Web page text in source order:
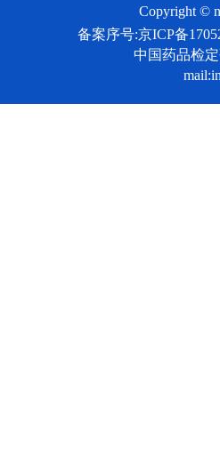
Copyright ©
备案序号:京ICP备
中国药品检